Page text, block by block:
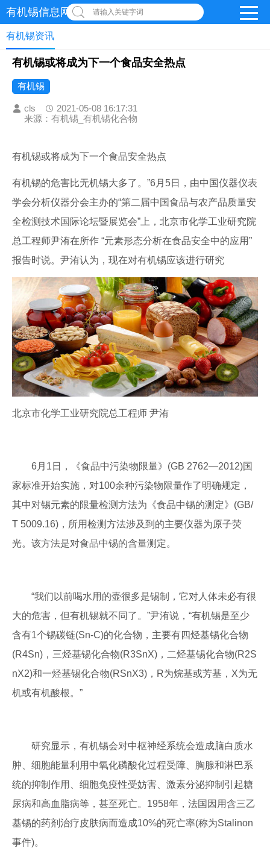
有机锡信息网 请输入关键字词
有机锡资讯
有机锡或将成为下一个食品安全热点
有机锡
cls
2021-05-08 16:17:31
来源：有机锡_有机锡化合物
有机锡或将成为下一个食品安全热点
有机锡的危害比无机锡大多了。”6月5日，由中国仪器仪表
学会分析仪器分会主办的“第二届中国食品与农产品质量安
全检测技术国际论坛暨展览会”上，北京市化学工业研究院
总工程师尹洧在所作 “元素形态分析在食品安全中的应用”
报告时说。尹洧认为，现在对有机锡应该进行研究
北京市化学工业研究院总工程师 尹洧
6月1日，《食品中污染物限量》(GB 2762—2012)国
家标准开始实施，对100余种污染物限量作了明确规定，
其中对锡元素的限量检测方法为《食品中锡的测定》(GB/
T 5009.16)，所用检测方法涉及到的主要仪器为原子荧
光。该方法是对食品中锡的含量测定。
“我们以前喝水用的壶很多是锡制，它对人体未必有很
大的危害，但有机锡就不同了。”尹洧说，“有机锡是至少
含有1个锡碳链(Sn-C)的化合物，主要有四烃基锡化合物
(R4Sn)，三烃基锡化合物(R3SnX)，二烃基锡化合物(R2S
nX2)和一烃基锡化合物(RSnX3)，R为烷基或芳基，X为无
机或有机酸根。”
研究显示，有机锡会对中枢神经系统会造成脑白质水
肿、细胞能量利用中氧化磷酸化过程受障、胸腺和淋巴系
统的抑制作用、细胞免疫性受妨害、激素分泌抑制引起糖
尿病和高血脂病等，甚至死亡。1958年，法国因用含三乙
基锡的药剂治疗皮肤病而造成10%的死亡率(称为Stalinon
事件)。